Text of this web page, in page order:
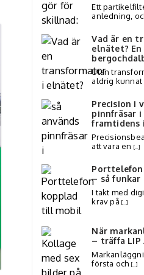
Ett
anledning,
Vad är en
elnätet?
Utan
aldrig kunnat
Precision i
pinnfräsar
framtidens
att vara en […]
– så funkar
I takt med
krav på […]
När
– träffa LIP
första och […]